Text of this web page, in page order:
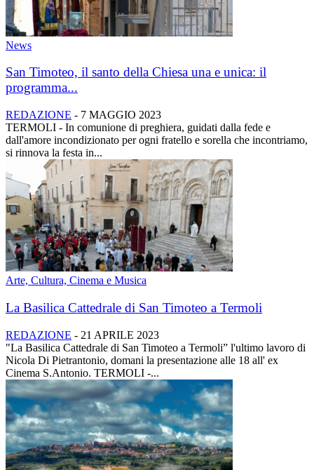
News
San Timoteo, il santo della Chiesa una e unica: il
programma...
REDAZIONE - 7 MAGGIO 2023
TERMOLI - In comunione di preghiera, guidati dalla fede e
dall'amore incondizionato per ogni fratello e sorella che incontriamo,
si rinnova la festa in...
Arte, Cultura, Cinema e Musica
La Basilica Cattedrale di San Timoteo a Termoli
REDAZIONE - 21 APRILE 2023
"La Basilica Cattedrale di San Timoteo a Termoli” l'ultimo lavoro di
Nicola Di Pietrantonio, domani la presentazione alle 18 all' ex
Cinema S.Antonio. TERMOLI -...